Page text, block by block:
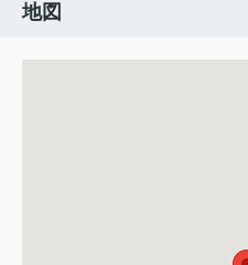
地図